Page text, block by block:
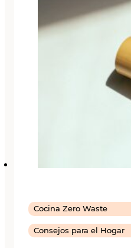
Cocina Zero Waste
Consejos para el Hogar